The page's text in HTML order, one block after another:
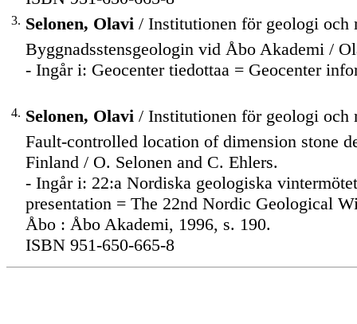
3. Selonen, Olavi / Institutionen för geologi
Byggnadsstensgeologin vid Åbo Akademi /
- Ingår i: Geocenter tiedottaa = Geocenter
4. Selonen, Olavi / Institutionen för geologi
Fault-controlled location of dimension stone
Finland / O. Selonen and C. Ehlers.
- Ingår i: 22:a Nordiska geologiska
presentation = The 22nd Nordic Geological
Åbo : Åbo Akademi, 1996, s. 190.
ISBN 951-650-665-8